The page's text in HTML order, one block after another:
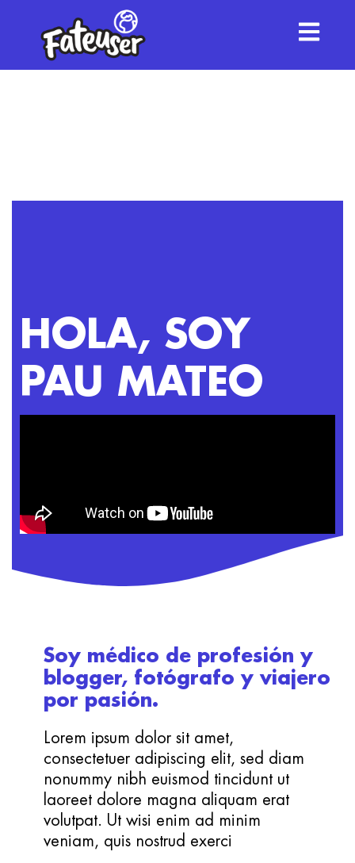
SOY?
HOLA, SOY
PAU MATEO
Soy médico de profesión y
blogger, fotógrafo y viajero
por pasión.
Lorem ipsum dolor sit amet,
consectetuer adipiscing elit, sed diam
nonummy nibh euismod tincidunt ut
laoreet dolore magna aliquam erat
volutpat. Ut wisi enim ad minim
veniam, quis nostrud exerci